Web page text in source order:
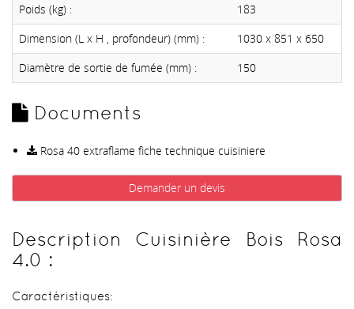
Poids (kg) :
183
Dimension (L x H , profondeur) (mm) :
1030 x 851 x 650
Diamètre de sortie de fumée (mm) :
150
Documents
Rosa 40 extraflame fiche technique cuisiniere
Demander un devis
Description Cuisinière Bois Rosa
4.0 :
Caractéristiques: